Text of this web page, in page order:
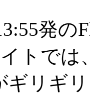
発の
トでは
ギリギ